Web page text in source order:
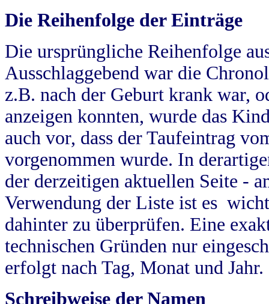
Die Reihenfolge der Einträge
Die ursprüngliche Reihenfolge
Ausschlaggebend war die
z.B. nach der Geburt krank war,
anzeigen konnten, wurde das
auch vor, dass der Taufeintrag
vorgenommen wurde. In
der derzeitigen aktuellen Seite -
Verwendung der Liste ist es
dahinter zu überprüfen. Eine
technischen Gründen nur
erfolgt nach Tag, Monat und Jahr.
Schreibweise der Namen